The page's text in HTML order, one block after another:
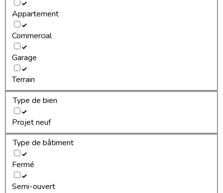
Appartement
Commercial
Garage
Terrain
Type de bien
Projet neuf
Type de bâtiment
Fermé
Semi-ouvert